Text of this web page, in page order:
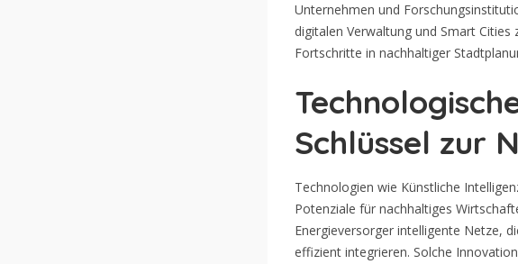
Unternehmen und
digitalen Verwaltung und Smart
Fortschritte in nachhaltiger
Schlüssel zur
Technologien wie Künstliche
Potenziale für nachhaltiges
Energieversorger intelligente Netze,
effizient integrieren. Solche